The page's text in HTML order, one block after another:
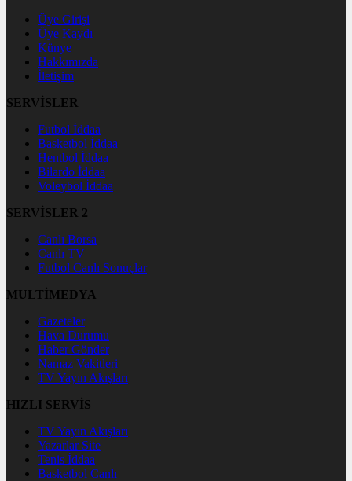
Üye Girişi
Üye Kaydı
Künye
Hakkımızda
İletişim
SERVİSLER
Futbol İddaa
Basketbol İddaa
Hentbol İddaa
Bilardo İddaa
Voleybol İddaa
SERVİSLER 2
Canlı Borsa
Canlı TV
Futbol Canlı Sonuçlar
MULTİMEDYA
Gazeteler
Hava Durumu
Haber Gönder
Namaz Vakitleri
TV Yayın Akışları
HIZLI SERVİS
TV Yayın Akışları
Yazarlar Site
Tenis İddaa
Basketbol Canlı